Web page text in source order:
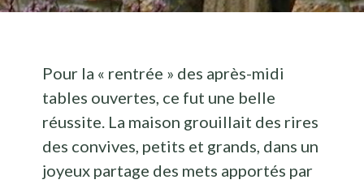
Pour la « rentrée » des après-midi
tables ouvertes, ce fut une belle
réussite. La maison grouillait des rires
des convives, petits et grands, dans un
joyeux partage des mets apportés par